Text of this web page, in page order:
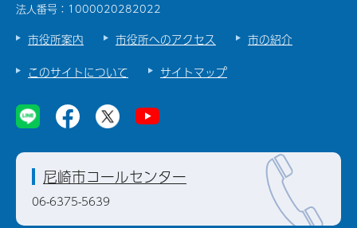
法人番号：1000020282022
市役所案内 市役所へのアクセス
市の紹介
このサイトについて
サイトマップ
尼崎市コールセンター
06-6375-5639